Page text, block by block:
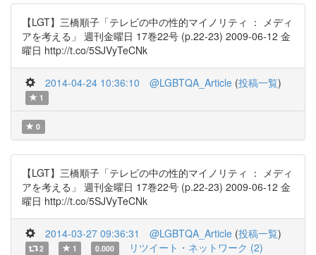
【LGT】三橋順子「テレビの中の性的マイノリティ ： メディ
アを考える」 週刊金曜日 17巻22号 (p.22-23) 2009-06-12 金
曜日 http://t.co/5SJVyTeCNk
2014-04-24 10:36:10 @LGBTQA_Article (投稿一覧)
1
0
【LGT】三橋順子「テレビの中の性的マイノリティ ： メディ
アを考える」 週刊金曜日 17巻22号 (p.22-23) 2009-06-12 金
曜日 http://t.co/5SJVyTeCNk
2014-03-27 09:36:31 @LGBTQA_Article (投稿一覧)
2 1 0.000 リツイート・ネットワーク (2)